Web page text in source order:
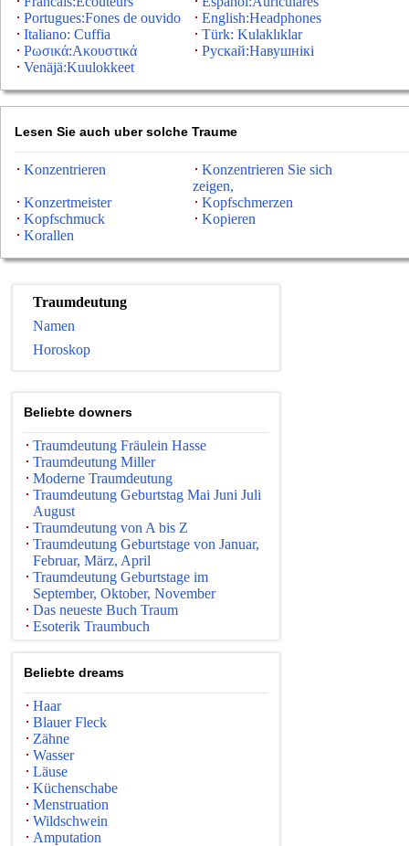
Portugues:Fones de ouvido
English:Headphones
Italiano: Cuffia
Türk: Kulaklıklar
Ρωσικά:Ακουστικά
Рускай:Навушнікі
Venäjä:Kuulokkeet
Lesen Sie auch uber solche Traume
Konzentrieren
Konzentrieren Sie sich
zeigen,
Konzertmeister
Kopfschmerzen
Kopfschmuck
Kopieren
Korallen
Traumdeutung
Namen
Horoskop
Beliebte downers
Traumdeutung Fräulein Hasse
Traumdeutung Miller
Moderne Traumdeutung
Traumdeutung Geburtstag Mai Juni Juli
August
Traumdeutung von A bis Z
Traumdeutung Geburtstage von Januar,
Februar, März, April
Traumdeutung Geburtstage im
September, Oktober, November
Das neueste Buch Traum
Esoterik Traumbuch
Beliebte dreams
Haar
Blauer Fleck
Zähne
Wasser
Läuse
Küchenschabe
Menstruation
Wildschwein
Amputation